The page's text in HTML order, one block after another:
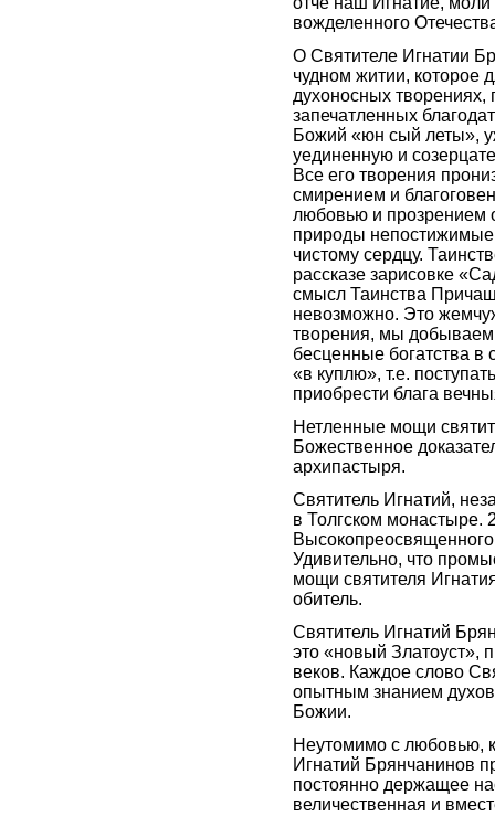
вожделенного
О Святителе Игнатии
чудном житии, которое
духоносных
запечатленных
Божий «юн сый леты»,
уединенную и
Все его творения
смирением и
любовью и прозрением
природы непостижимые
чистому сердцу.
рассказе зарисовке
смысл Таинства
невозможно. Это
творения, мы добываем
бесценные богатства в
«в куплю», т.е.
приобрести блага
Нетленные мощи
Божественное
архипастыря.
Святитель Игнатий,
в Толгском монастыре.
Удивительно, что
мощи святителя
обитель.
Святитель Игнатий
это «новый Златоуст»,
веков. Каждое слово
опытным знанием
Божии.
Неутомимо с любовью,
Игнатий Брянчанинов
постоянно держащее
величественная и